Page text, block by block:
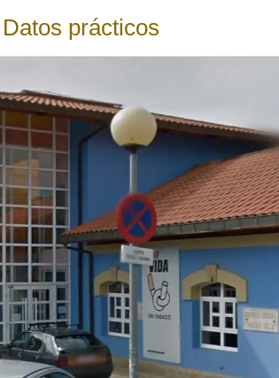
Datos prácticos